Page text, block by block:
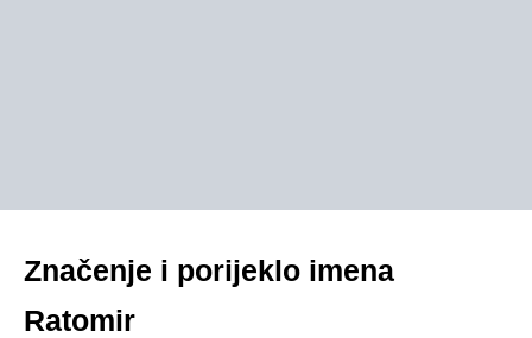
Značenje i porijeklo imena
Ratomir